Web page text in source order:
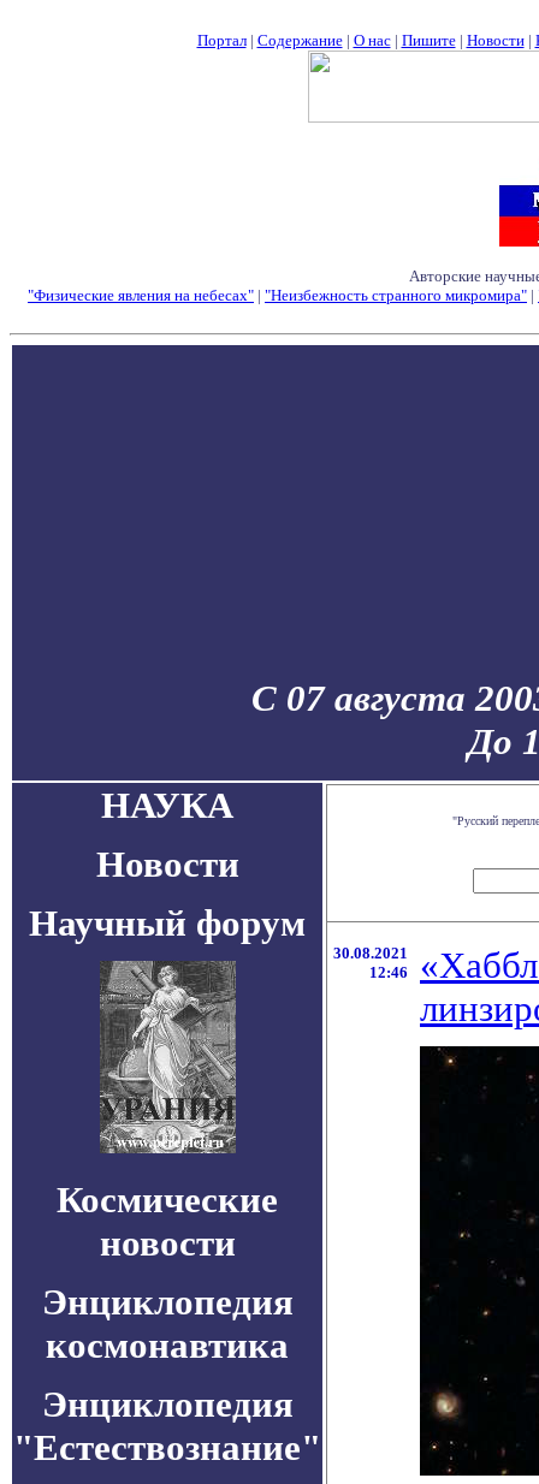
Портал| Содержание| О нас| Пишите| Новости|
Авторские
"Физические явления на небесах" | "Неизбежность странного микромира" |
С 07 августа
До
НАУКА
Новости
Научный форум
Космические
новости
Энциклопедия
космонавтика
Энциклопедия
"Естествознание"
"Русский
30.08.2021
12:46